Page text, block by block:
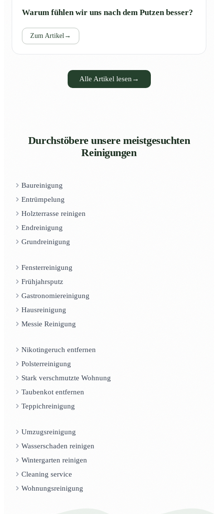
Warum fühlen wir uns nach dem Putzen besser?
Zum Artikel →
Alle Artikel lesen →
Durchstöbere unsere meistgesuchten
Reinigungen
Baureinigung
Entrümpelung
Holzterrasse reinigen
Endreinigung
Grundreinigung
Fensterreinigung
Frühjahrsputz
Gastronomiereinigung
Hausreinigung
Messie Reinigung
Nikotingeruch entfernen
Polsterreinigung
Stark verschmutzte Wohnung
Taubenkot entfernen
Teppichreinigung
Umzugsreinigung
Wasserschaden reinigen
Wintergarten reinigen
Cleaning service
Wohnungsreinigung